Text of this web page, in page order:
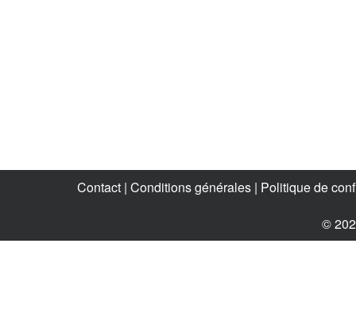
Contact | Conditions générales | Politique de
©